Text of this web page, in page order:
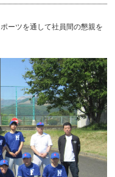
ーツを通して社員間の懇親を